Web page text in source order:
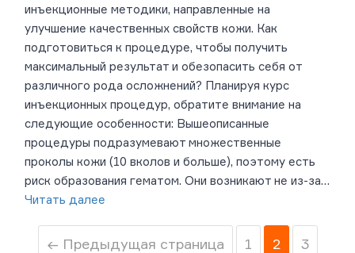
инъекционные методики, направленные на
улучшение качественных свойств кожи. Как
подготовиться к процедуре, чтобы получить
максимальный результат и обезопасить себя от
различного рода осложнений? Планируя курс
инъекционных процедур, обратите внимание на
следующие особенности: Вышеописанные
процедуры подразумевают множественные
проколы кожи (10 вколов и больше), поэтому есть
риск образования гематом. Они возникают не из-за…
Читать далее
← Предыдущая страница 1 2 3